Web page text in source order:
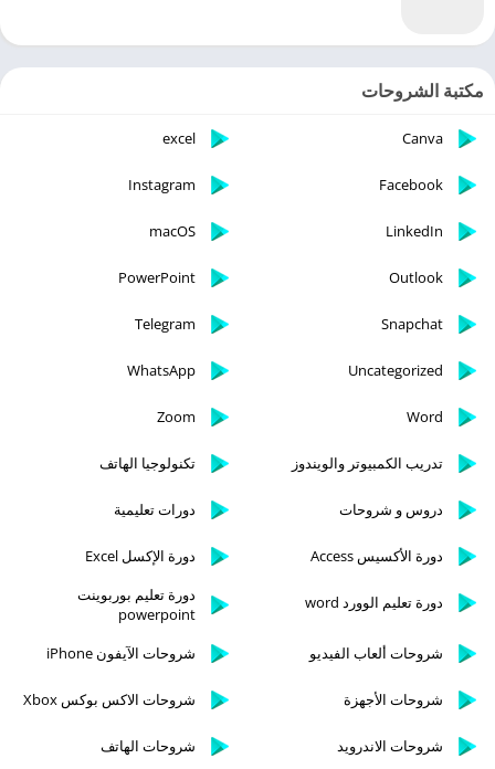
مكتبة الشروحات
Canva
excel
Facebook
Instagram
LinkedIn
macOS
Outlook
PowerPoint
Snapchat
Telegram
Uncategorized
WhatsApp
Word
Zoom
تدريب الكمبيوتر والويندوز تكنولوجيا الهاتف
دروس و شروحات دورات تعليمية
دورة الأكسيس Access دورة الإكسل Excel
دورة تعليم الوورد word
دورة تعليم بوربوينت
powerpoint
شروحات ألعاب الفيديو
شروحات الآيفون iPhone
شروحات الأجهزة شروحات الاكس بوكس Xbox
شروحات الاندرويد شروحات الهاتف